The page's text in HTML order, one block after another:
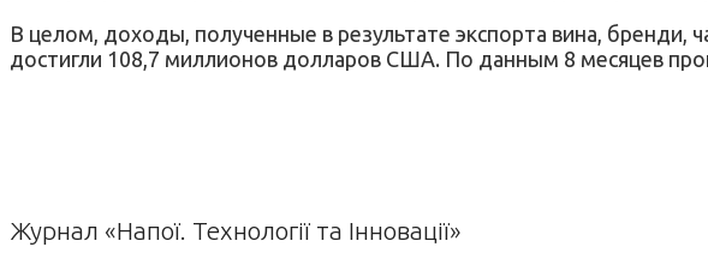
В целом, доходы, полученные в результате экспорта вина, бренди,
достигли 108,7 миллионов долларов США. По данным 8 месяцев
Журнал «Напої. Технології та Інновації»